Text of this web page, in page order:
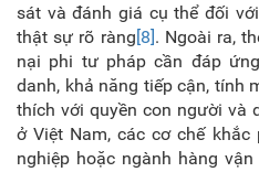
sát và đánh giá cụ thể đối
thật sự rõ ràng[8]. Ngoài ra,
nại phi tư pháp cần đáp
danh, khả năng tiếp cận, tính
thích với quyền con người và
ở Việt Nam, các cơ chế
nghiệp hoặc ngành hàng